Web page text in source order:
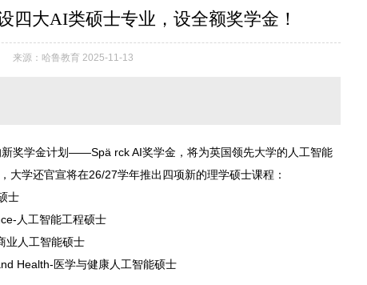
四大AI类硕士专业，设全额奖学金！
来源：哈鲁教育 2025-11-13
奖学金计划——Spä rck AI奖学金，将为英国领先大学的人工智能
大学还官宣将在26/27学年推出四项新的理学硕士课程：
士
人工智能工程硕士
业人工智能硕士
Health-医学与健康人工智能硕士